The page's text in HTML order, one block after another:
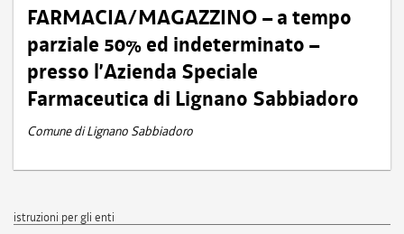
FARMACIA/MAGAZZINO – a tempo
parziale 50% ed indeterminato –
presso l’Azienda Speciale
Farmaceutica di Lignano Sabbiadoro
Comune di Lignano Sabbiadoro
istruzioni per gli enti